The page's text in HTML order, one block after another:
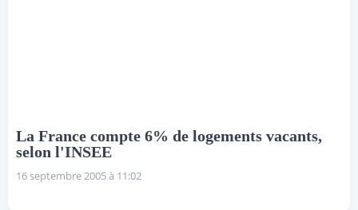
La France compte 6% de logements vacants,
selon l'INSEE
16 septembre 2005 à 11:02